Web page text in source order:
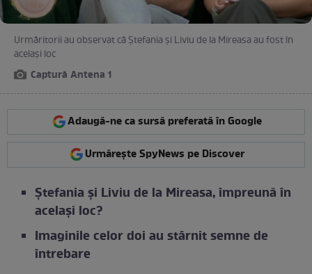
Urmăritorii au observat că Ștefania și Liviu de la Mireasa au fost în
același loc
Captură Antena 1
Adaugă-ne ca sursă preferată în Google
Urmărește SpyNews pe Discover
Ștefania și Liviu de la Mireasa, împreună în
același loc?
Imaginile celor doi au stârnit semne de
întrebare